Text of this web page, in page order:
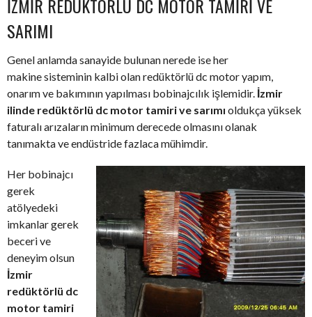
İZMIR REDÜKTÖRLÜ DC MOTOR TAMIRI VE
SARIMI
Genel anlamda sanayide bulunan nerede ise her
makine sisteminin kalbi olan redüktörlü dc motor yapım,
onarım ve bakımının yapılması bobinajcılık işlemidir. İzmir
ilinde redüktörlü dc motor tamiri ve sarımı oldukça yüksek
faturalı arızaların minimum derecede olmasını olanak
tanımakta ve endüstride fazlaca mühimdir.
Her bobinajcı
gerek
atölyedeki
imkanlar gerek
beceri ve
deneyim olsun
İzmir
redüktörlü dc
motor tamiri